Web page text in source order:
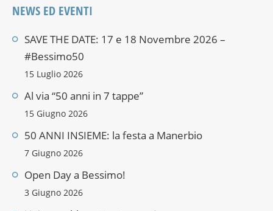
NEWS ED EVENTI
SAVE THE DATE: 17 e 18 Novembre 2026 –
#Bessimo50
15 Luglio 2026
Al via “50 anni in 7 tappe”
15 Giugno 2026
50 ANNI INSIEME: la festa a Manerbio
7 Giugno 2026
Open Day a Bessimo!
3 Giugno 2026